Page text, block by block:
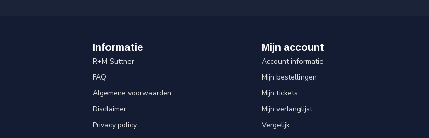
Informatie
R+M Suttner
FAQ
Algemene voorwaarden
Disclaimer
Privacy policy
Mijn account
Account informatie
Mijn bestellingen
Mijn tickets
Mijn verlanglijst
Vergelijk